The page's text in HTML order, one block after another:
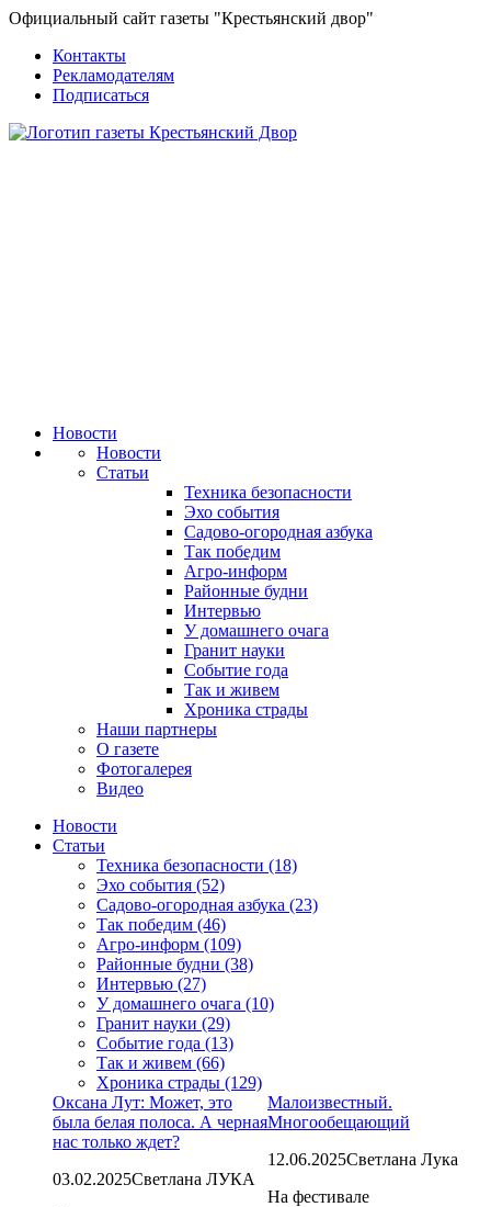
Официальный сайт газеты "Крестьянский двор"
Контакты
Рекламодателям
Подписаться
Новости
Новости
Статьи
Техника безопасности
Эхо события
Садово-огородная азбука
Так победим
Агро-информ
Районные будни
Интервью
У домашнего очага
Гранит науки
Событие года
Так и живем
Хроника страды
Наши партнеры
О газете
Фотогалерея
Видео
Новости
Статьи
Техника безопасности (18)
Эхо события (52)
Садово-огородная азбука (23)
Так победим (46)
Агро-информ (109)
Районные будни (38)
Интервью (27)
У домашнего очага (10)
Гранит науки (29)
Событие года (13)
Так и живем (66)
Хроника страды (129)
Малоизвестный.
Многообещающий
12.06.2025Светлана Лука
На фестивале
Оксана Лут: Может, это
была белая полоса. А черная
нас только ждет?
03.02.2025Светлана ЛУКА